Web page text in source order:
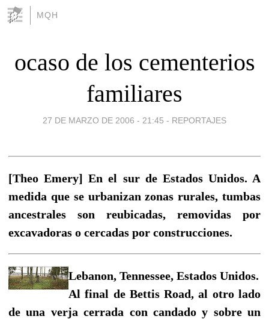
MQH
ocaso de los cementerios
familiares
27 DE MARZO DE 2006 - 21:45 - REPORTAJES
[Theo Emery] En el sur de Estados Unidos. A
medida que se urbanizan zonas rurales, tumbas
ancestrales son reubicadas, removidas por
excavadoras o cercadas por construcciones.
Lebanon, Tennessee, Estados Unidos.
Al final de Bettis Road, al otro lado
de una verja cerrada con candado y sobre un